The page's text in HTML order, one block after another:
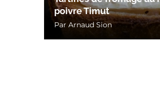
poivre Timut
Par Arnaud Sion